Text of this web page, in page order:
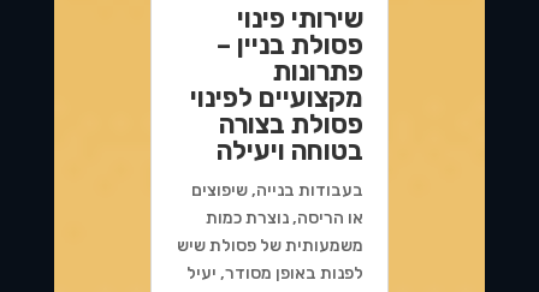
שירותי פינוי
פסולת בניין –
פתרונות
מקצועיים לפינוי
פסולת בצורה
בטוחה ויעילה
בעבודות בנייה, שיפוצים
או הריסה, נוצרת כמות
משמעותית של פסולת שיש
לפנות באופן מסודר, יעיל